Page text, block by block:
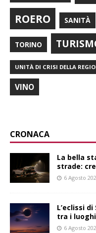
ROERO SANITÀ
TORINO
UNITÀ DI CRISI DELLA
VINO
CRONACA
La bella
strade:
6 Agosto
L’eclissi
tra i
6 Agosto